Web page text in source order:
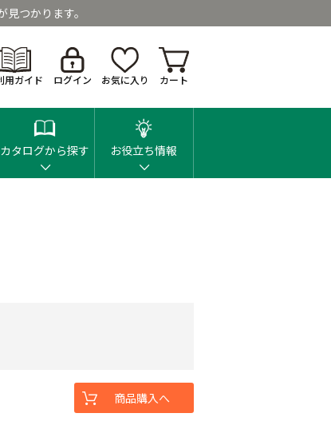
つかります。
用ガイド ログイン お気に入り カート
カタログから探す お役立ち情報
商品購入へ